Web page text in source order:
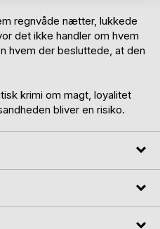
regnvåde nætter, lukkede
det ikke handler om hvem
hvem der besluttede, at den
krimi om magt, loyalitet
bliver en risiko.